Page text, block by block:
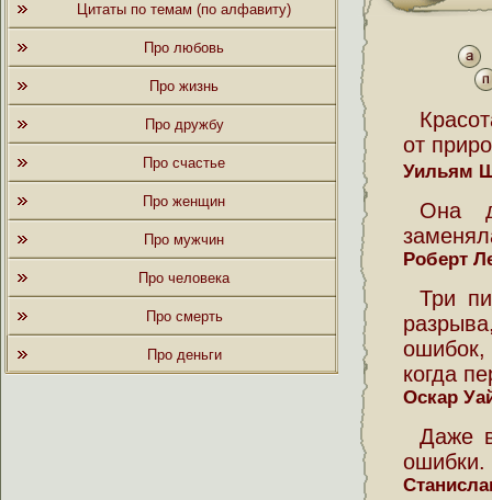
Цитаты по темам (по алфавиту)
Про любовь
Про жизнь
Про дружбу
Про счастье
Про женщин
Про мужчин
Про человека
Про смерть
Про деньги
от
Уильям
Она
Роберт
Три
когда
Оскар
Даже
ошибки.